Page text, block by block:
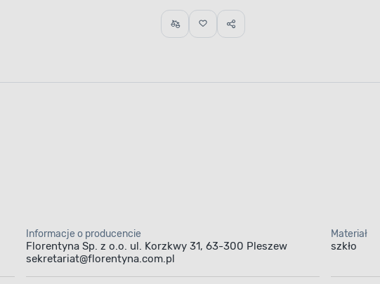
Informacje o producencie
Florentyna Sp. z o.o. ul. Korzkwy 31, 63-300 Pleszew
sekretariat@florentyna.com.pl
Materiał
szkło